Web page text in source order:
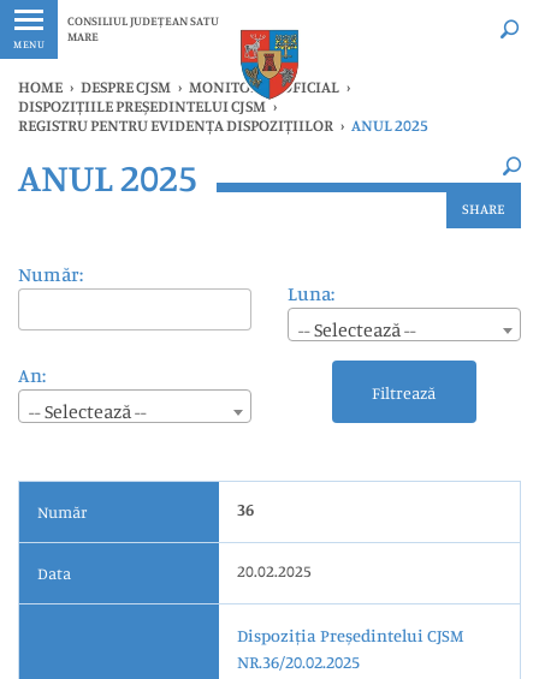
MENU
CONSILIUL JUDEȚEAN SATU
MARE
Ultimele
HOME › DESPRE CJSM › MONITORUL OFICIAL ›
DISPOZIȚIILE PREȘEDINTELUI CJSM ›
REGISTRU PENTRU EVIDENȚA DISPOZIȚIILOR › ANUL 2025
Ultimele ×
ANUL 2025
SHARE
Număr:
Luna:
-- Selectează --
An:
-- Selectează --
Filtrează
Număr 36
Data 20.02.2025
Dispoziția Președintelui CJSM
NR.36/20.02.2025